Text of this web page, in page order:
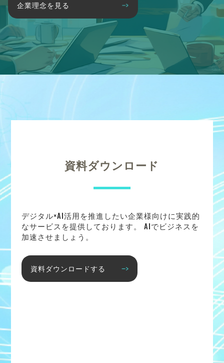
企業理念を見る
資料ダウンロード
デジタル×AI活用を推進したい企業様向けに実践的
なサービスを提供しております。 AIでビジネスを
加速させましょう。
資料ダウンロードする